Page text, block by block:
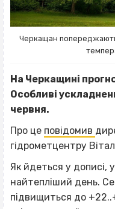
Черкащан
На Черкащині
Особливі
червня.
Про це повідомив
гідрометцентру
Як йдеться у дописі,
найтепліший день.
підвищиться до